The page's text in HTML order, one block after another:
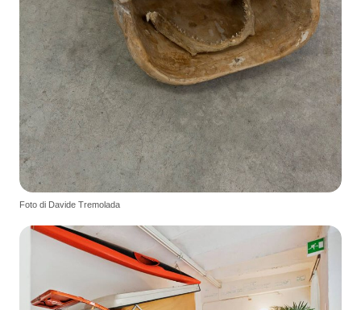
Foto di Davide Tremolada